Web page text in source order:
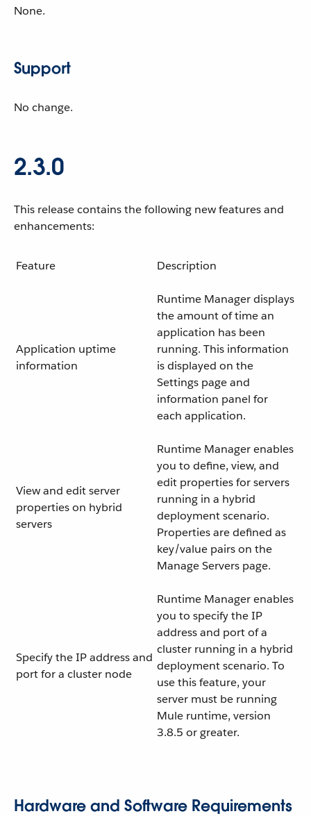
None.
Support
No change.
2.3.0
This release contains the following new features and
enhancements:
Feature Description
Application uptime
information
Runtime Manager displays
the amount of time an
application has been
running. This information
is displayed on the
Settings page and
information panel for
each application.
View and edit server
properties on hybrid
servers
Runtime Manager enables
you to define, view, and
edit properties for servers
running in a hybrid
deployment scenario.
Properties are defined as
key/value pairs on the
Manage Servers page.
Specify the IP address and
port for a cluster node
Runtime Manager enables
you to specify the IP
address and port of a
cluster running in a hybrid
deployment scenario. To
use this feature, your
server must be running
Mule runtime, version
3.8.5 or greater.
Hardware and Software Requirements